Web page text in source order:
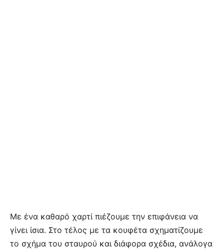
Με ένα καθαρό χαρτί πιέζουμε την επιφάνεια να
γίνει ίσια. Στο τέλος με τα κουφέτα σχηματίζουμε
το σχήμα του σταυρού και διάφορα σχέδια, ανάλογα